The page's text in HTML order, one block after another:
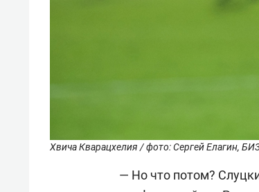
Хвича Кварацхелия / фото: Сергей Елагин,
— Но что потом?